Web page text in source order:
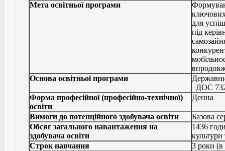
Мета освітньої програми
для
під
Основа освітньої програми
ДОС
Форма професійної (професійно-технічної)
освіти
Денна
Вимоги до потенційного здобувача освіти
Базова
Обсяг загального навантаження на
здобувача освіти
1436
культури
Строк навчання
3 роки (в